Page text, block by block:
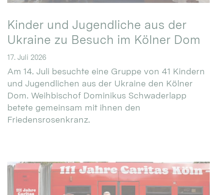
Kinder und Jugendliche aus der
Ukraine zu Besuch im Kölner Dom
17. Juli 2026
Am 14. Juli besuchte eine Gruppe von 41 Kindern
und Jugendlichen aus der Ukraine den Kölner
Dom. Weihbischof Dominikus Schwaderlapp
betete gemeinsam mit ihnen den
Friedensrosenkranz.